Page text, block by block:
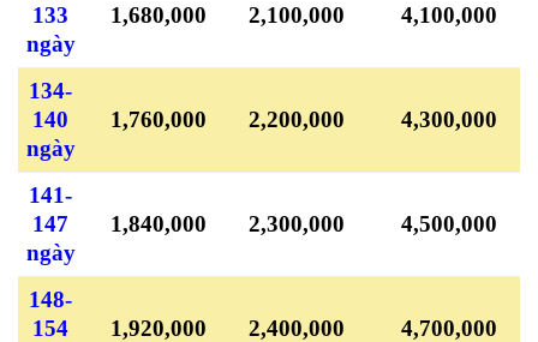
133
ngày
1,680,000 2,100,000 4,100,000
134-
140
ngày
1,760,000 2,200,000 4,300,000
141-
147
ngày
1,840,000 2,300,000 4,500,000
148-
154
1,920,000 2,400,000 4,700,000